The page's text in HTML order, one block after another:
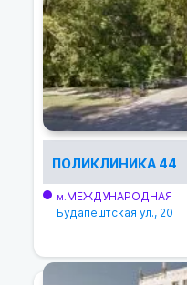
ПОЛИКЛИНИКА 44
м.МЕЖДУНАРОДНАЯ
Будапештская ул., 20